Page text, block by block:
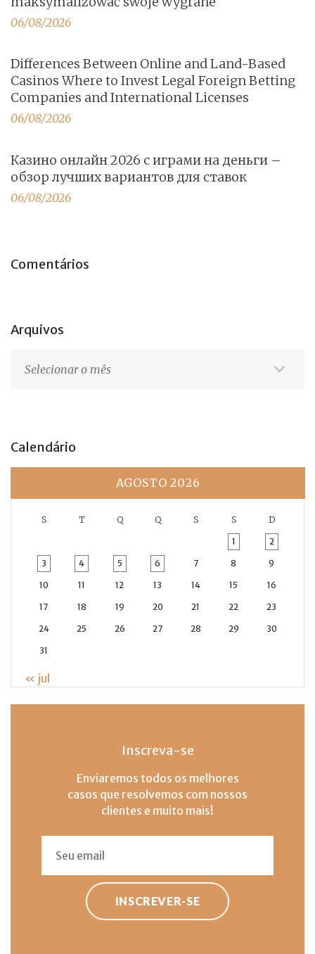
06/08/2026
Differences Between Online and Land-Based
Casinos Where to Invest Legal Foreign Betting
Companies and International Licenses
06/08/2026
Казино онлайн 2026 с играми на деньги –
обзор лучших вариантов для ставок
06/08/2026
Comentários
Arquivos
Calendário
AGOSTO 2026
S T Q Q S S D
1 2
3 4 5 6 7 8 9
10 11 12 13 14 15 16
17 18 19 20 21 22 23
24 25 26 27 28 29 30
31
« jul
Inscreva-se
Enviaremos todos os melhores
casos que resolvemos com nossos
clientes e muito mais!
INSCREVER-SE